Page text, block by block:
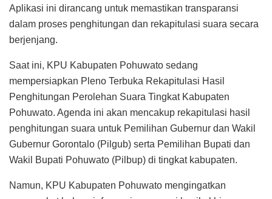
Aplikasi ini dirancang untuk memastikan transparansi
dalam proses penghitungan dan rekapitulasi suara secara
berjenjang.
Saat ini, KPU Kabupaten Pohuwato sedang
mempersiapkan Pleno Terbuka Rekapitulasi Hasil
Penghitungan Perolehan Suara Tingkat Kabupaten
Pohuwato. Agenda ini akan mencakup rekapitulasi hasil
penghitungan suara untuk Pemilihan Gubernur dan Wakil
Gubernur Gorontalo (Pilgub) serta Pemilihan Bupati dan
Wakil Bupati Pohuwato (Pilbup) di tingkat kabupaten.
Namun, KPU Kabupaten Pohuwato mengingatkan